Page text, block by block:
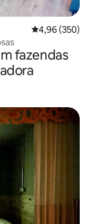
4,96 de uma
4,96 (350)
fazendas